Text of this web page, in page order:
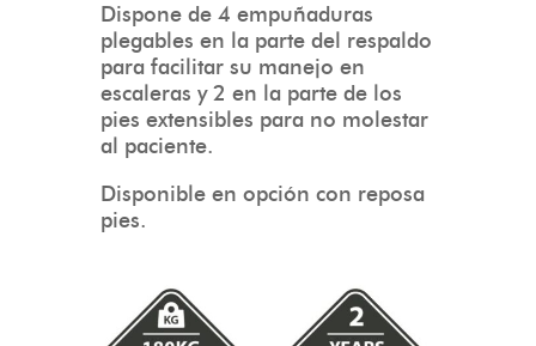
Dispone de 4 empuñaduras
plegables en la parte del respaldo
para facilitar su manejo en
escaleras y 2 en la parte de los
pies extensibles para no molestar
al paciente.
Disponible en opción con reposa
pies.